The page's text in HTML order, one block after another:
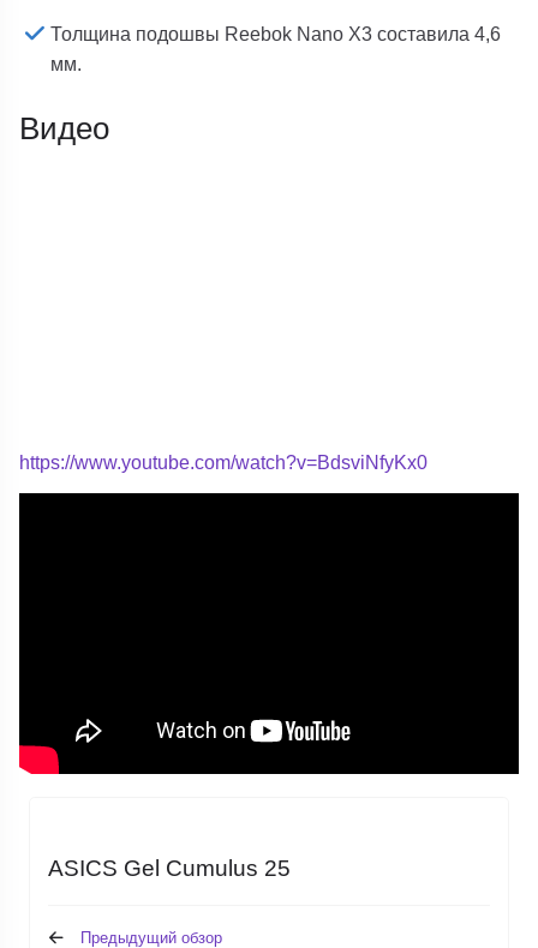
Толщина подошвы Reebok Nano X3 составила 4,6
мм.
Видео
https://www.youtube.com/watch?v=BdsviNfyKx0
ASICS Gel Cumulus 25
Предыдущий обзор